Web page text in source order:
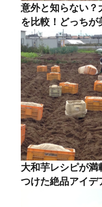
意外と知らない？
を比較！どっちが
大和芋レシピが
つけた絶品アイデ